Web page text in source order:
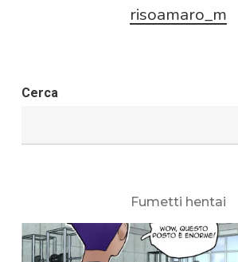
risoamaro_m
Cerca
Fumetti hentai